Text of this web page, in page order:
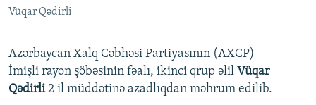
Vüqar Qədirli
Azərbaycan Xalq Cəbhəsi Partiyasının (AXCP)
İmişli rayon şöbəsinin fəalı, ikinci qrup əlil Vüqar
Qədirli2 il müddətinə azadlıqdan məhrum edilib.